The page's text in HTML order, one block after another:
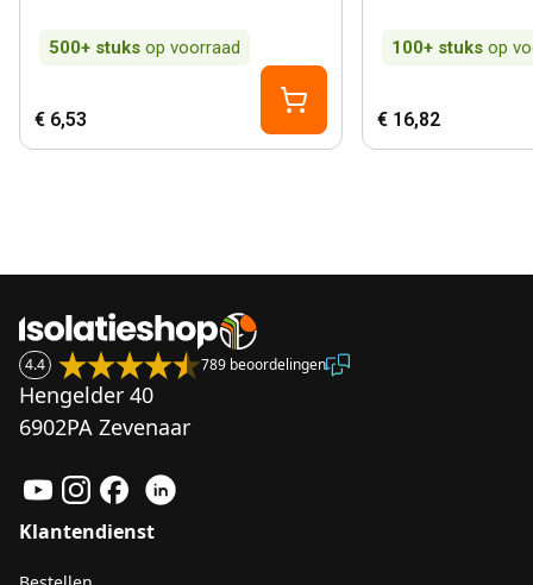
500+ stuks op voorraad
€ 6,53
100+ stuks op
€ 16,82
4.4 789 beoordelingen
Hengelder 40
6902PA Zevenaar
Klantendienst